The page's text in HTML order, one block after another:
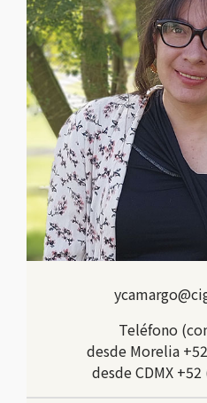
Teléfono
desde Morelia
desde CDMX